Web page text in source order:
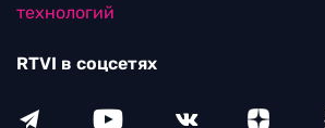
технологий
RTVI в соцсетях